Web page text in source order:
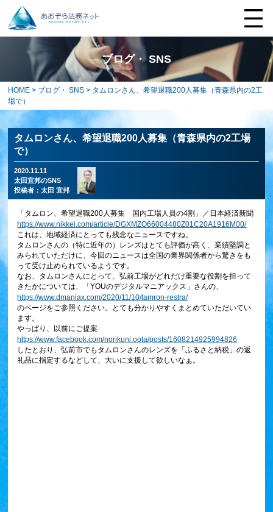
ブログ・ SNS
HOME > ブログ・ SNS > タムロンさん、希望退職200人募集（青森県内の2工
場で）
タムロンさん、希望退職200人募集（青森県内の2工場
で）
2020.11.11
太田宜邦のSNS
投稿者：太田 宜邦
「タムロン、希望退職200人募集 国内工場人員の4割」／日本経済新聞
https://www.nikkei.com/article/DGXMZO66004480Z01C20A1916M00/
これは、地域経済にとっても残念なニュースですね。
タムロンさんの（特に近年の）レンズはとても評価が高く、業績堅調と
みられていただけに、今回のニュースは全国の業界関係者から驚きをも
って受け止められているようです。
なお、タムロンさんにとって、弘前工場がどれだけ重要な役割を担って
きたかについては、「YOUのデジタルマニアックス」さんの、
https://www.dmaniax.com/2020/11/10/tamron-restra/
のページをご参照ください。とても分かりやすくまとめていただいてい
ます。
やっぱり、以前にご提案
https://www.facebook.com/norikuni.oota/posts/1608214925994826
したとおり、弘前市でもタムロンさんのレンズを「ふるさと納税」の返
礼品に指定するなどして、大いに支援して欲しいなぁ。